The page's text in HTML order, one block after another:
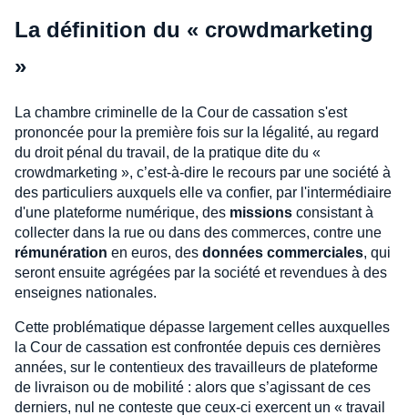
La définition du « crowdmarketing
»
La chambre criminelle de la Cour de cassation s'est
prononcée pour la première fois sur la légalité, au regard
du droit pénal du travail, de la pratique dite du «
crowdmarketing », c’est-à-dire le recours par une société à
des particuliers auxquels elle va confier, par l'intermédiaire
d'une plateforme numérique, des missions consistant à
collecter dans la rue ou dans des commerces, contre une
rémunération en euros, des données commerciales, qui
seront ensuite agrégées par la société et revendues à des
enseignes nationales.
Cette problématique dépasse largement celles auxquelles
la Cour de cassation est confrontée depuis ces dernières
années, sur le contentieux des travailleurs de plateforme
de livraison ou de mobilité : alors que s’agissant de ces
derniers, nul ne conteste que ceux-ci exercent un « travail